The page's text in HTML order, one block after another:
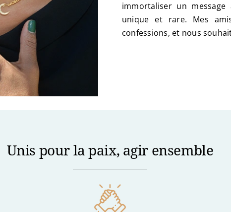
immortaliser un
unique et rare. Mes
confessions, et nous
Unis pour la paix, agir ensemble